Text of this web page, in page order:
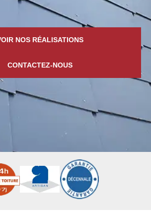
NOS RÉALISATIONS
CONTACTEZ-NOUS